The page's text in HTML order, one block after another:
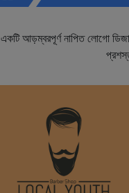
একটি আড়ম্বরপূর্ণ নাপিত লোগো